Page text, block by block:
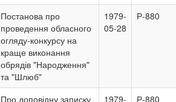
Постанова про
проведення обласного
огляду-конкурсу на
краще виконання
обрядів "Народження"
та "Шлюб"
1979-
05-28
Р-880
Про доповідну записку
1979-
Р-880